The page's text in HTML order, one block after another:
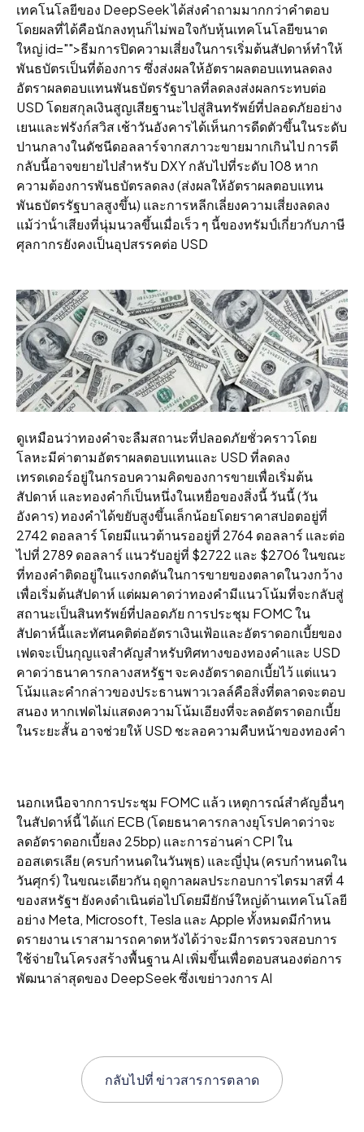
เทคโนโลยีของ DeepSeek ได้ส่งคําถามมากกว่าคําตอบ
โดยผลที่ได้คือนักลงทุนก็ไม่พอใจกับหุ้นเทคโนโลยีขนาด
ใหญ่ id="">ธีมการปิดความเสี่ยงในการเริ่มต้นสัปดาห์ทําให้
พันธบัตรเป็นที่ต้องการ ซึ่งส่งผลให้อัตราผลตอบแทนลดลง
อัตราผลตอบแทนพันธบัตรรัฐบาลที่ลดลงส่งผลกระทบต่อ
USD โดยสกุลเงินสูญเสียฐานะไปสู่สินทรัพย์ที่ปลอดภัยอย่าง
เยนและฟรังก์สวิส เช้าวันอังคารได้เห็นการดีดตัวขึ้นในระดับ
ปานกลางในดัชนีดอลลาร์จากสภาวะขายมากเกินไป การตี
กลับนี้อาจขยายไปสําหรับ DXY กลับไปที่ระดับ 108 หาก
ความต้องการพันธบัตรลดลง (ส่งผลให้อัตราผลตอบแทน
พันธบัตรรัฐบาลสูงขึ้น) และการหลีกเลี่ยงความเสี่ยงลดลง
แม้ว่าน้ําเสียงที่นุ่มนวลขึ้นเมื่อเร็ว ๆ นี้ของทรัมป์เกี่ยวกับภาษี
ศุลกากรยังคงเป็นอุปสรรคต่อ USD
ดูเหมือนว่าทองคําจะลืมสถานะที่ปลอดภัยชั่วคราวโดย
โลหะมีค่าตามอัตราผลตอบแทนและ USD ที่ลดลง
เทรดเดอร์อยู่ในกรอบความคิดของการขายเพื่อเริ่มต้น
สัปดาห์ และทองคําก็เป็นหนึ่งในเหยื่อของสิ่งนี้ วันนี้ (วัน
อังคาร) ทองคําได้ขยับสูงขึ้นเล็กน้อยโดยราคาสปอตอยู่ที่
2742 ดอลลาร์ โดยมีแนวต้านรออยู่ที่ 2764 ดอลลาร์ และต่อ
ไปที่ 2789 ดอลลาร์ แนวรับอยู่ที่ $2722 และ $2706 ในขณะ
ที่ทองคําติดอยู่ในแรงกดดันในการขายของตลาดในวงกว้าง
เพื่อเริ่มต้นสัปดาห์ แต่ผมคาดว่าทองคํามีแนวโน้มที่จะกลับสู่
สถานะเป็นสินทรัพย์ที่ปลอดภัย การประชุม FOMC ใน
สัปดาห์นี้และทัศนคติต่ออัตราเงินเฟ้อและอัตราดอกเบี้ยของ
เฟดจะเป็นกุญแจสําคัญสําหรับทิศทางของทองคําและ USD
คาดว่าธนาคารกลางสหรัฐฯ จะคงอัตราดอกเบี้ยไว้ แต่แนว
โน้มและคํากล่าวของประธานพาวเวลล์คือสิ่งที่ตลาดจะตอบ
สนอง หากเฟดไม่แสดงความโน้มเอียงที่จะลดอัตราดอกเบี้ย
ในระยะสั้น อาจช่วยให้ USD ชะลอความคืบหน้าของทองคํา
นอกเหนือจากการประชุม FOMC แล้ว เหตุการณ์สําคัญอื่นๆ
ในสัปดาห์นี้ ได้แก่ ECB (โดยธนาคารกลางยุโรปคาดว่าจะ
ลดอัตราดอกเบี้ยลง 25bp) และการอ่านค่า CPI ใน
ออสเตรเลีย (ครบกําหนดในวันพุธ) และญี่ปุ่น (ครบกําหนดใน
วันศุกร์) ในขณะเดียวกัน ฤดูกาลผลประกอบการไตรมาสที่ 4
ของสหรัฐฯ ยังคงดําเนินต่อไปโดยมียักษ์ใหญ่ด้านเทคโนโลยี
อย่าง Meta, Microsoft, Tesla และ Apple ทั้งหมดมีกําหน
ดรายงาน เราสามารถคาดหวังได้ว่าจะมีการตรวจสอบการ
ใช้จ่ายในโครงสร้างพื้นฐาน AI เพิ่มขึ้นเพื่อตอบสนองต่อการ
พัฒนาล่าสุดของ DeepSeek ซึ่งเขย่าวงการ AI
กลับไปที่ข่าวสารการตลาด